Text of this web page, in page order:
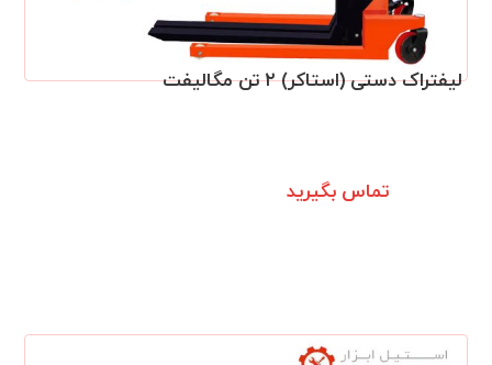
لیفتراک دستی (استاکر) ۲ تن مگالیفت
تماس بگیرید